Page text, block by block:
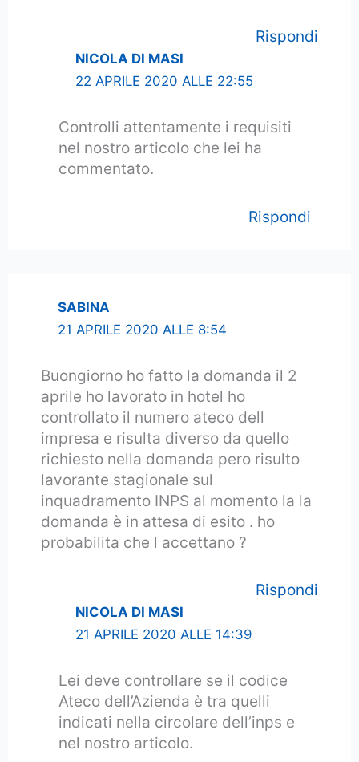
Rispondi
NICOLA DI MASI
22 APRILE 2020 ALLE 22:55
Controlli attentamente i requisiti
nel nostro articolo che lei ha
commentato.
Rispondi
SABINA
21 APRILE 2020 ALLE 8:54
Buongiorno ho fatto la domanda il 2
aprile ho lavorato in hotel ho
controllato il numero ateco dell
impresa e risulta diverso da quello
richiesto nella domanda pero risulto
lavorante stagionale sul
inquadramento INPS al momento la la
domanda è in attesa di esito . ho
probabilita che l accettano ?
Rispondi
NICOLA DI MASI
21 APRILE 2020 ALLE 14:39
Lei deve controllare se il codice
Ateco dell’Azienda è tra quelli
indicati nella circolare dell’inps e
nel nostro articolo.